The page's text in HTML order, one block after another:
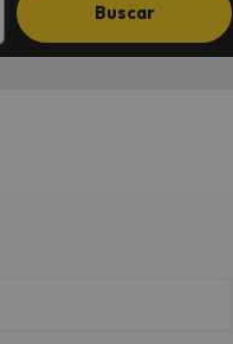
Buscar